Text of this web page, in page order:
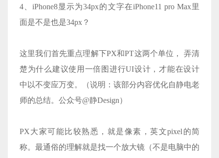
4、iPhone8显示为34px的文字在iPhone11 pro Max里
面是不是也是34px？
这里我们首先重点理解下PX和PT这两个单位， 弄清
楚为什么建议使用一倍图进行UI设计，才能在设计
中以不变应万变。（说明：该部分内容优化自静电老
师的总结。公众号@静Design）
PX大家可能比较熟悉，就是像素，英文pixel的简
称。最通俗的理解就是找一个放大镜（不是电脑中的